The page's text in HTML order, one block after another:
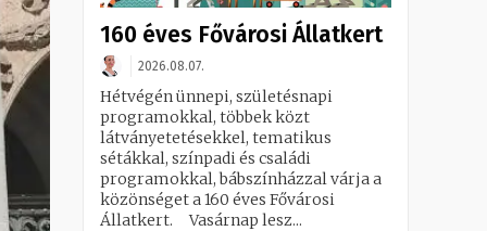
160 éves Fővárosi Állatkert
2026.08.07.
Hétvégén ünnepi, születésnapi
programokkal, többek közt
látványetetésekkel, tematikus
sétákkal, színpadi és családi
programokkal, bábszínházzal várja a
közönséget a 160 éves Fővárosi
Állatkert. Vasárnap lesz...